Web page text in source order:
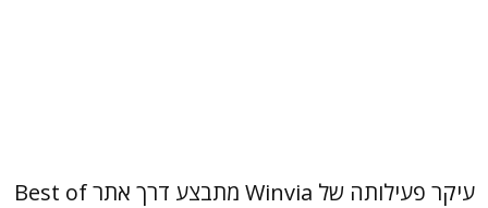
עיקר פעילותה של Winvia מתבצע דרך אתר Best of